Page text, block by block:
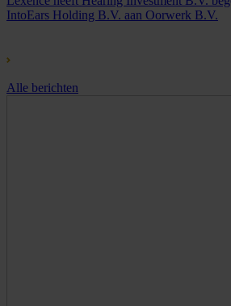
IntoEars Holding B.V. aan Oorwerk B.V.
Alle berichten